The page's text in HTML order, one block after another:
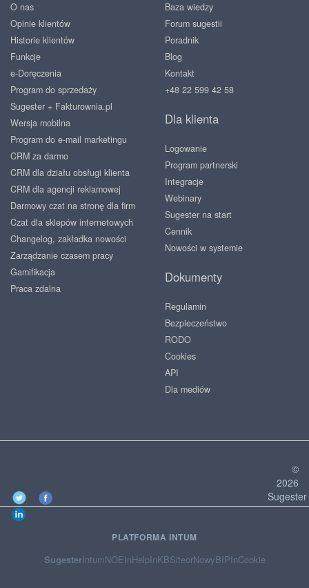
O nas
Opinie klientów
Historie klientów
Funkcje
e-Doręczenia
Program do sprzedaży
Sugester + Fakturownia.pl
Wersja mobilna
Program do e-mail marketingu
CRM za darmo
CRM dla działu obsługi klienta
CRM dla agencji reklamowej
Darmowy czat na stronę dla firm
Czat dla sklepów internetowych
Changelog, zakładka nowości
Zarządzanie czasem pracy
Gamifikacja
Praca zdalna
Baza wiedzy
Forum sugestii
Poradnik
Blog
Kontakt
+48 22 599 42 58
Dla klienta
Logowanie
Program partnerski
Integracje
Webinary
Sugester na start
Cennik
Nowości w systemie
Dokumenty
Regulamin
Bezpieczeństwo
RODO
Cookies
API
Dla mediów
©
2026
Sugester
PLATFORMA INTUM
SugesterIntumNOEInHelpInKBSiteorNowyBIPInCookie